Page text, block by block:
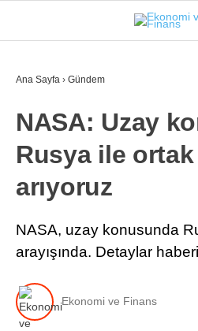
GÜNDEM
EKONOMI
FINANS
BORSA
KRIPTO
SEKTÖRLER
TEKNOLOJI
Ana Sayfa › Gündem
NASA: Uzay
Rusya ile
arıyoruz
NASA, uzay konusunda
arayışında. Detaylar
Ekonomi ve Finans